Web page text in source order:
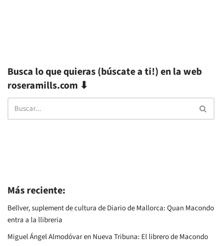
Busca lo que quieras (búscate a ti!) en la web
roseramills.com ⬇
Más reciente:
Bellver, suplement de cultura de Diario de Mallorca: Quan Macondo
entra a la llibreria
Miguel Ángel Almodóvar en Nueva Tribuna: El librero de Macondo